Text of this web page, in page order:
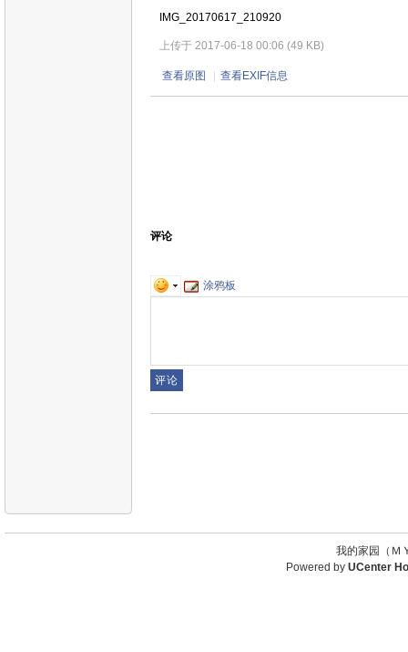
IMG_20170617_210920
上传于 2017-06-18 00:06 (49 KB)
查看原图 查看EXIF信息
评论
涂鸦板
我的家园（
Powered by UCenter